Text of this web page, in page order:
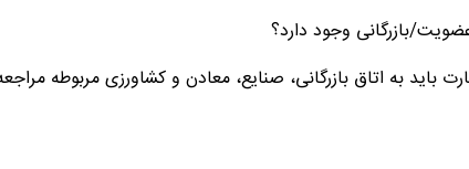
بازرگانی وجود دارد؟